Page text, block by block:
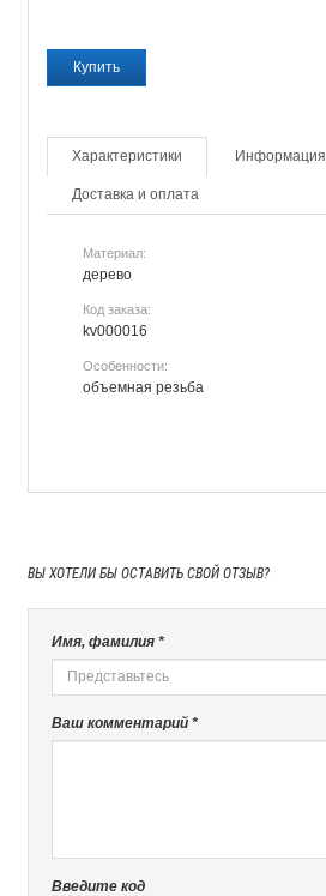
Характеристики Информация
Доставка и оплата
Материал:
дерево
Код заказа:
kv000016
Особенности:
объемная резьба
ВЫ ХОТЕЛИ БЫ ОСТАВИТЬ СВОЙ ОТЗЫВ?
Имя, фамилия *
Ваш комментарий *
Введите код